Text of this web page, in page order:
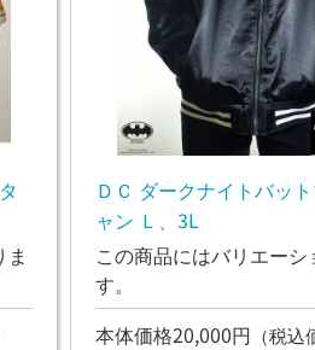
ＤＣ ダークナイトバッ
ャン Ｌ、3L
この商品にはバリエーシ
す。
本体価格20,000円 （税